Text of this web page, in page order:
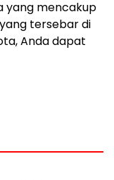
yang mencakup
tersebar di
Anda dapat